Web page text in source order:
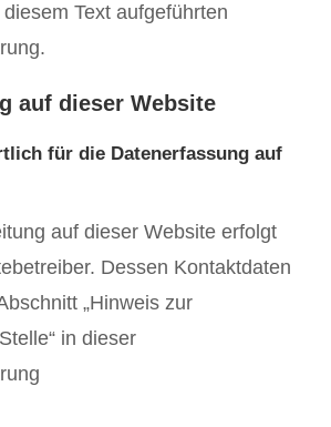
Text aufgeführten
auf dieser Website
für die Datenerfassung auf
auf dieser Website erfolgt
Dessen Kontaktdaten
„Hinweis zur
in dieser